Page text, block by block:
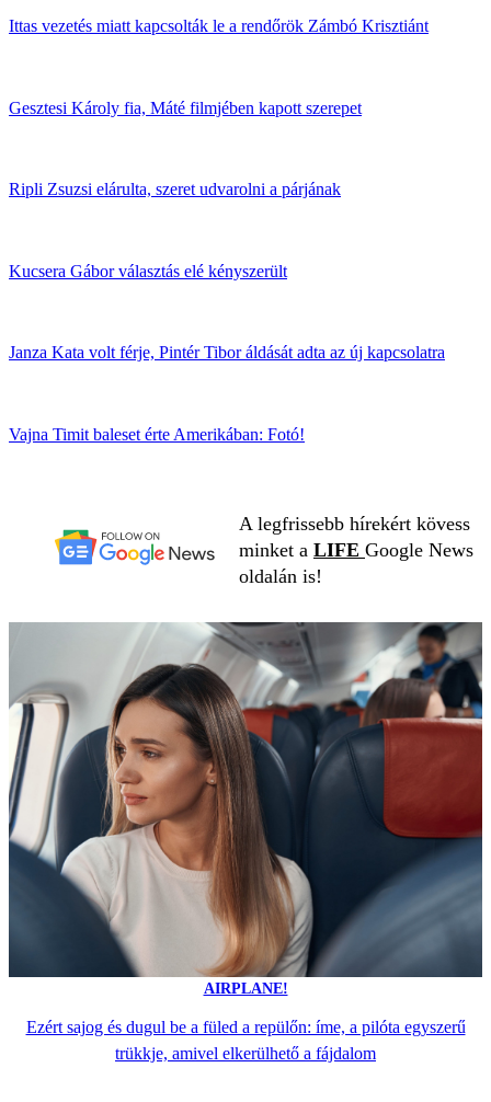
Ittas vezetés miatt kapcsolták le a rendőrök Zámbó Krisztiánt
Gesztesi Károly fia, Máté filmjében kapott szerepet
Ripli Zsuzsi elárulta, szeret udvarolni a párjának
Kucsera Gábor választás elé kényszerült
Janza Kata volt férje, Pintér Tibor áldását adta az új kapcsolatra
Vajna Timit baleset érte Amerikában: Fotó!
A legfrissebb hírekért kövess
minket a LIFE Google News
oldalán is!
AIRPLANE!
Ezért sajog és dugul be a füled a repülőn: íme, a pilóta egyszerű
trükkje, amivel elkerülhető a fájdalom